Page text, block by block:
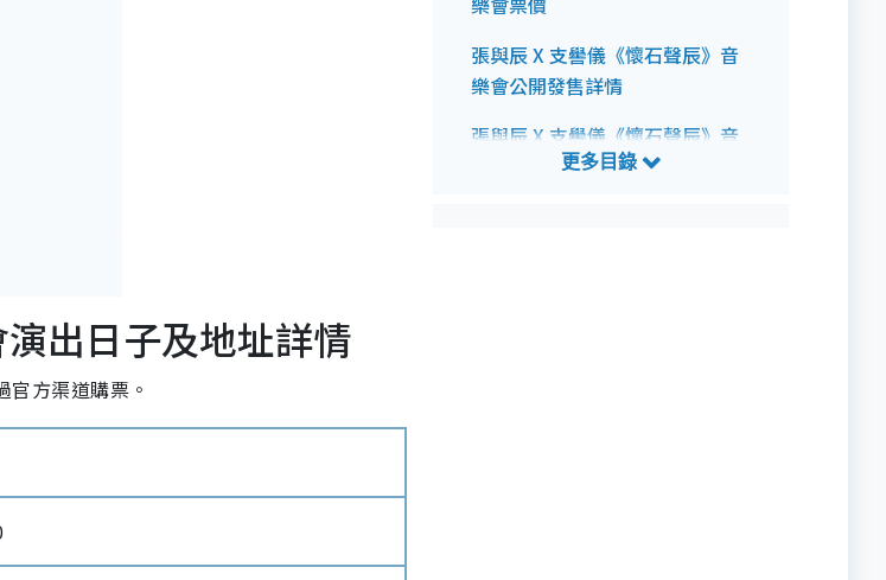
出日子及地址詳情
方渠道購票。
張與辰 X 支嚳儀《懷石聲辰》音
樂會公開發售詳情
張與辰 X 支嚳儀《懷石聲辰》音
樂會預測歌單